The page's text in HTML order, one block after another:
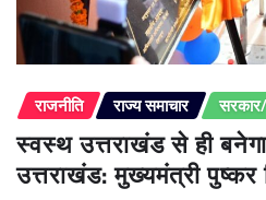
राजनीति राज्य समाचार
स्वस्थ उत्तराखंड से ही
उत्तराखंड: मुख्यमंत्री पुष्कर